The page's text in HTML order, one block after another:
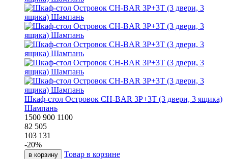
Шкаф-стол Островок CH-BAR 3P+3T (3 двери, 3 ящика)
Шампань
1500 900 1100
82 505
103 131
-20%
в корзину Товар в корзине